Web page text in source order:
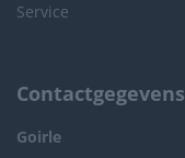
Service
Contactgegevens
Goirle